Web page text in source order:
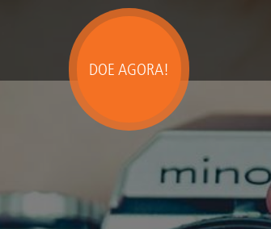
DOE AGORA!